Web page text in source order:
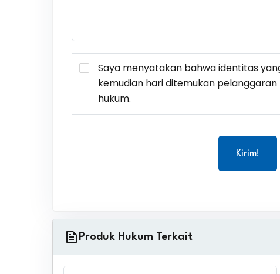
Saya menyatakan bahwa identitas
kemudian hari ditemukan
hukum.
Kirim!
Produk Hukum Terkait